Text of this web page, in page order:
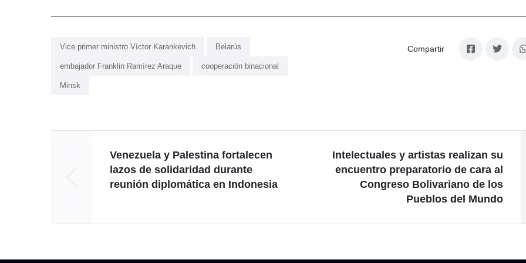
Vice primer ministro Víctor Karankevich Belarús
embajador Franklin Ramírez Araque cooperación binacional
Minsk
Compartir
Venezuela y Palestina fortalecen
lazos de solidaridad durante
reunión diplomática en Indonesia
Intelectuales y artistas realizan su
encuentro preparatorio de cara al
Congreso Bolivariano de los
Pueblos del Mundo